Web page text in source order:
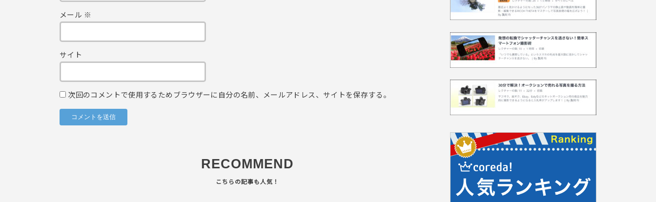
メール ※
サイト
次回のコメントで使用するためブラウザーに自分の名前、メールアドレス、サイトを保存する。
RECOMMEND